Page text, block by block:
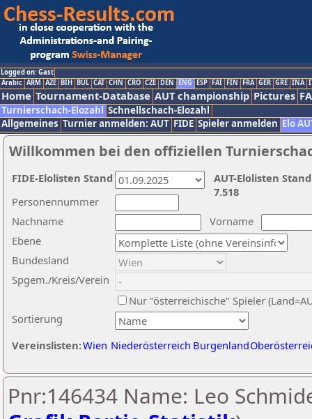
Logged on: Gast
Arabic ARM AZE BIH BUL CAT CHN CRO CZE DEN ENG ESP FAI FIN FRA GER GRE INA
Home Tournament-Database AUT championship Pictures
Turnierschach-Elozahl Schnellschach-Elozahl
Allgemeines Turnier anmelden: AUT FIDE Spieler anmelden Elo
Willkommen bei den offiziellen
Nachname
Vorname
Ebene
Sortierung
Personennummer
Bundesland
Spgem./Kreis/Verein
Nur "österreichische" Spieler
Vereinslisten:Wien Niederösterreich Burgenland
AUT-Elolisten
7.518
FIDE-Elolisten Stand
Pnr:146434 Name: Leo